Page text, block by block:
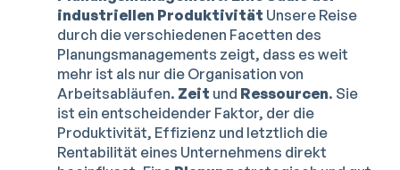
industriellen Produktivität Unsere Reise
durch die verschiedenen Facetten des
Planungsmanagements zeigt, dass es weit
mehr ist als nur die Organisation von
Arbeitsabläufen. Zeit und Ressourcen. Sie
ist ein entscheidender Faktor, der die
Produktivität, Effizienz und letztlich die
Rentabilität eines Unternehmens direkt